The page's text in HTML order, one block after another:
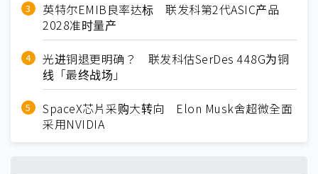
英特尔EMIB良率达标 联发科第2代ASIC产品
2028准时量产
光进铜退更明确？ 联发科估SerDes 448G为铜
线「最终战场」
SpaceX芯片采购大转向 Elon Musk舍超微全面
采用NVIDIA